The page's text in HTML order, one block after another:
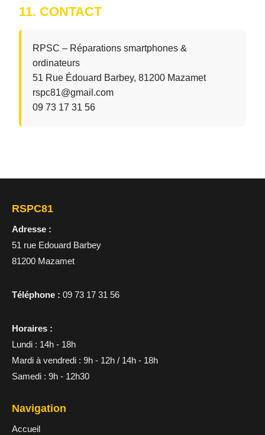
11. CONTACT
RPSC – Réparations smartphones &
ordinateurs
51 Rue Édouard Barbey, 81200 Mazamet
rspc81@gmail.com
09 73 17 31 56
RSPC81
Adresse :
51 rue Edouard Barbey
81200 Mazamet
Téléphone : 09 73 17 31 56
Horaires :
Lundi : 14h - 18h
Mardi à vendredi : 9h - 12h / 14h - 18h
Samedi : 9h - 12h30
Navigation
Accueil